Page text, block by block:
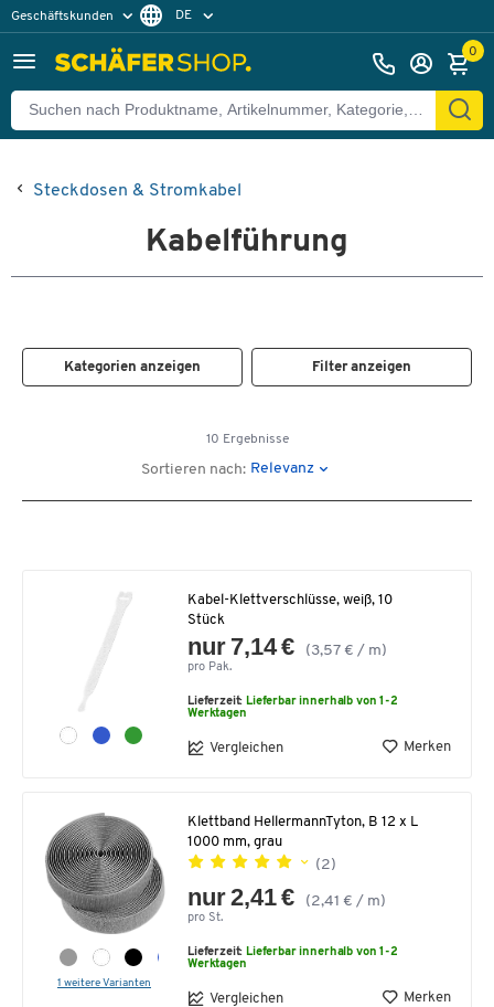
Geschäftskunden DE
0
Steckdosen & Stromkabel
Kabelführung
Kategorien anzeigen Filter anzeigen
10 Ergebnisse
Sortieren nach: Relevanz
Kabel-Klettverschlüsse, weiß, 10
Stück
nur 7,14 € (3,57 € / m)
pro Pak.
Lieferzeit: Lieferbar innerhalb von 1-2
Werktagen
Vergleichen Merken
1 weitere Varianten
Klettband HellermannTyton, B 12 x L
1000 mm, grau
(2)
nur 2,41 € (2,41 € / m)
pro St.
Lieferzeit: Lieferbar innerhalb von 1-2
Werktagen
Vergleichen Merken